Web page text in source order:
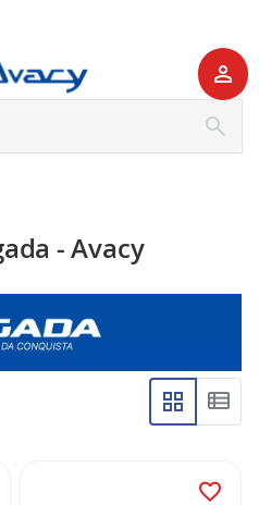
- Avacy